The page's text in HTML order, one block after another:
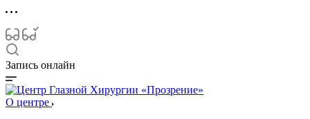
Запись онлайн
О центре